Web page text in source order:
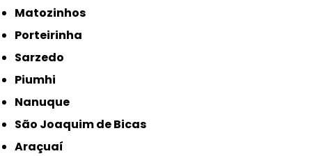
Matozinhos
Porteirinha
Sarzedo
Piumhi
Nanuque
São Joaquim de Bicas
Araçuaí